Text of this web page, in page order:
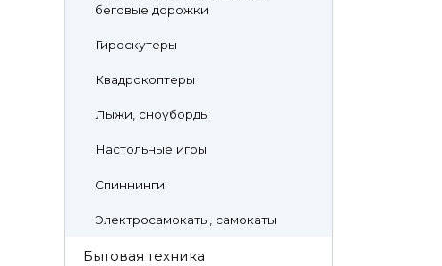
беговые дорожки
Гироскутеры
Квадрокоптеры
Лыжи, сноуборды
Настольные игры
Спиннинги
Электросамокаты, самокаты
Бытовая техника